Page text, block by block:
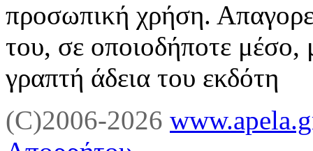
προσωπική χρήση.
του, σε οποιοδήποτε μέσο,
γραπτή άδεια του εκδότη
(C)2006-2026